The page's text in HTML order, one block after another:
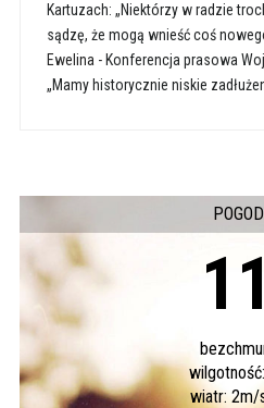
Kartuzach: „Niektórzy w radzie
sądzę, że mogą wnieść coś
Ewelina - Konferencja prasowa
„Mamy historycznie niskie
11
wiatr: 2m/